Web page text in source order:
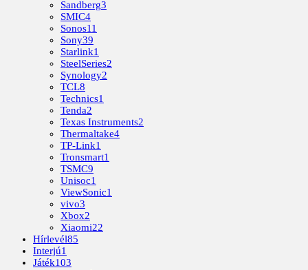
Sandberg3
SMIC4
Sonos11
Sony39
Starlink1
SteelSeries2
Synology2
TCL8
Technics1
Tenda2
Texas Instruments2
Thermaltake4
TP-Link1
Tronsmart1
TSMC9
Unisoc1
ViewSonic1
vivo3
Xbox2
Xiaomi22
Hírlevél85
Interjú1
Játék103